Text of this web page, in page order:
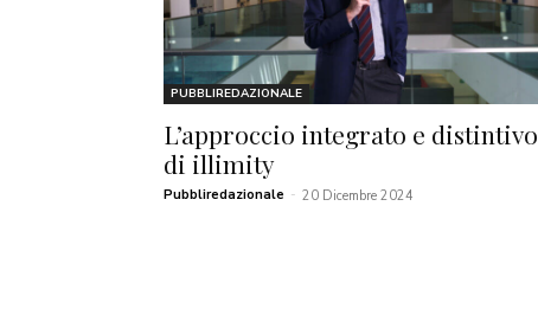
PUBBLIREDAZIONALE
L’approccio integrato e distintivo
di illimity
Pubbliredazionale - 20 Dicembre 2024